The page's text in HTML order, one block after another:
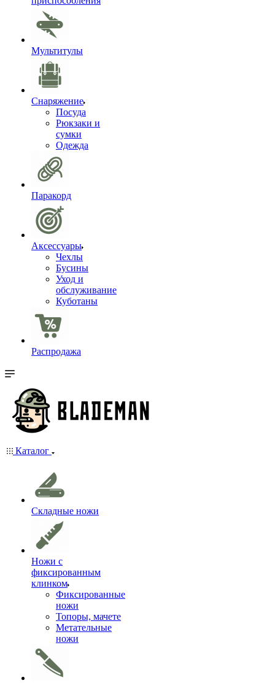
Мультитулы
Снаряжение
Посуда
Рюкзаки и
сумки
Одежда
Паракорд
Аксессуары
Чехлы
Бусины
Уход и
обслуживание
Куботаны
Распродажа
Каталог
Складные ножи
Ножи с
фиксированным
клинком
Фиксированные
ножи
Топоры, мачете
Метательные
ножи